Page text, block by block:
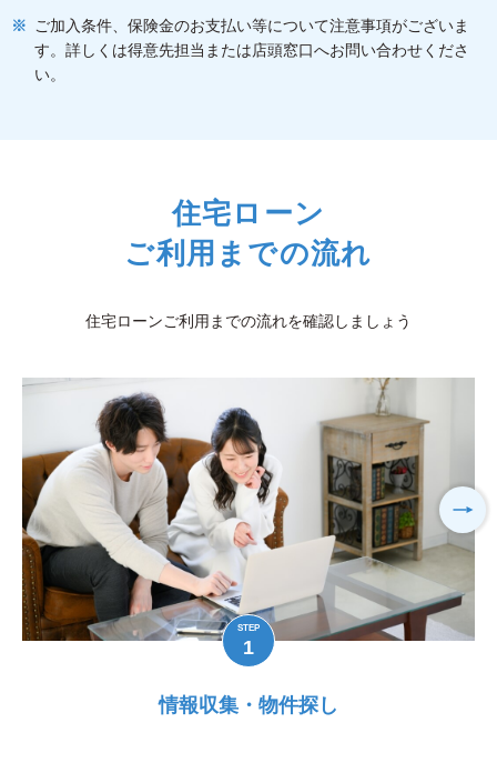
ご加入条件、保険金のお支払い等について注意事項がございま
す。詳しくは得意先担当または店頭窓口へお問い合わせくださ
い。
住宅ローン
ご利用までの流れ
住宅ローンご利用までの流れを確認しましょう
STEP
1
情報収集・物件探し